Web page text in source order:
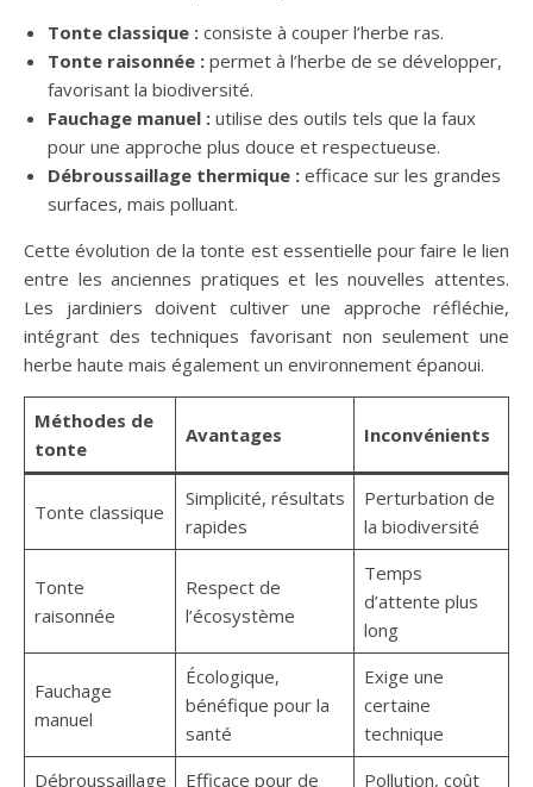
Tonte classique : consiste à couper l’herbe ras.
Tonte raisonnée : permet à l’herbe de se développer,
favorisant la biodiversité.
Fauchage manuel : utilise des outils tels que la faux
pour une approche plus douce et respectueuse.
Débroussaillage thermique : efficace sur les grandes
surfaces, mais polluant.
Cette évolution de la tonte est essentielle pour faire le lien
entre les anciennes pratiques et les nouvelles attentes.
Les jardiniers doivent cultiver une approche réfléchie,
intégrant des techniques favorisant non seulement une
herbe haute mais également un environnement épanoui.
Méthodes de
tonte
Avantages Inconvénients
Tonte classique
Simplicité, résultats
rapides
Perturbation de
la biodiversité
Tonte
raisonnée
Respect de
l’écosystème
Temps
d’attente plus
long
Fauchage
manuel
Écologique,
bénéfique pour la
santé
Exige une
certaine
technique
Débroussaillage
Efficace pour de Pollution, coût